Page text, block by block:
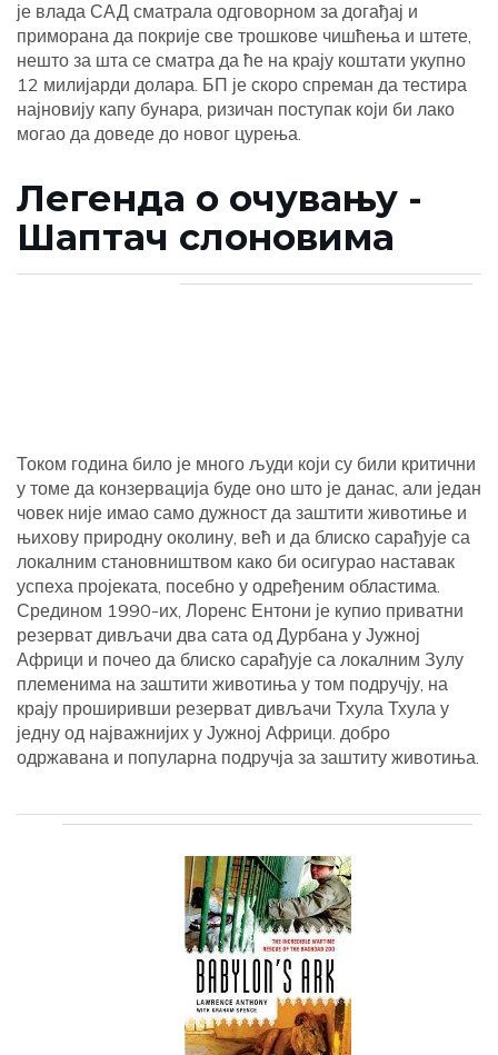
је влада САД сматрала одговорном за догађај и
приморана да покрије све трошкове чишћења и штете,
нешто за шта се сматра да ће на крају коштати укупно
12 милијарди долара. БП је скоро спреман да тестира
најновију капу бунара, ризичан поступак који би лако
могао да доведе до новог цурења.
Легенда о очувању -
Шаптач слоновима
Током година било је много људи који су били критични
у томе да конзервација буде оно што је данас, али један
човек није имао само дужност да заштити животиње и
њихову природну околину, већ и да блиско сарађује са
локалним становништвом како би осигурао наставак
успеха пројеката, посебно у одређеним областима.
Средином 1990-их, Лоренс Ентони је купио приватни
резерват дивљачи два сата од Дурбана у Јужној
Африци и почео да блиско сарађује са локалним Зулу
племенима на заштити животиња у том подручју, на
крају проширивши резерват дивљачи Тхула Тхула у
једну од најважнијих у Јужној Африци. добро
одржавана и популарна подручја за заштиту животиња.